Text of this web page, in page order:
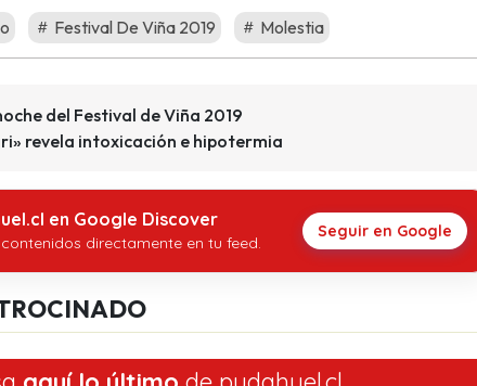
status/1100233151912333312
Festival De Viña 2019 Molestia
del Festival de Viña 2019
revela intoxicación e hipotermia
en Google Discover
directamente en tu feed.